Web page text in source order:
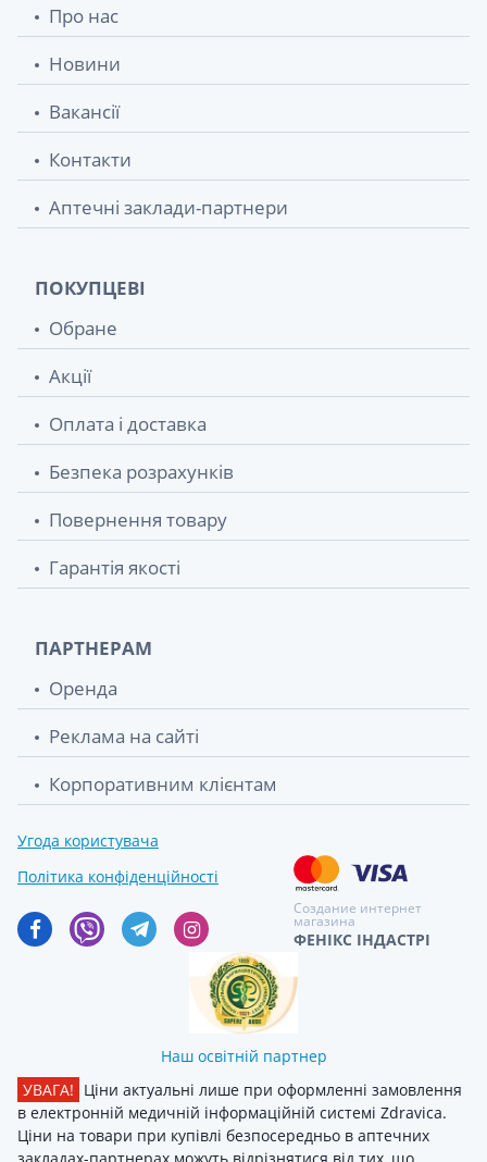
Про нас
Новини
Вакансії
Контакти
Аптечні заклади-партнери
ПОКУПЦЕВІ
Обране
Акції
Оплата і доставка
Безпека розрахунків
Повернення товару
Гарантія якості
ПАРТНЕРАМ
Оренда
Реклама на сайті
Корпоративним клієнтам
Угода користувача
Політика конфіденційності
Создание интернет
магазина
ФЕНІКС ІНДАСТРІ
Наш освітній партнер
УВАГА! Ціни актуальні лише при оформленні замовлення
в електронній медичній інформаційній системі Zdravica.
Ціни на товари при купівлі безпосередньо в аптечних